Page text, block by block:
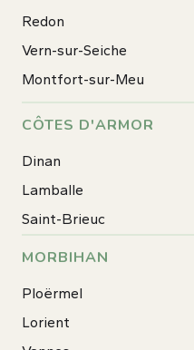
Redon
Vern-sur-Seiche
Montfort-sur-Meu
CÔTES D'ARMOR
Dinan
Lamballe
Saint-Brieuc
MORBIHAN
Ploërmel
Lorient